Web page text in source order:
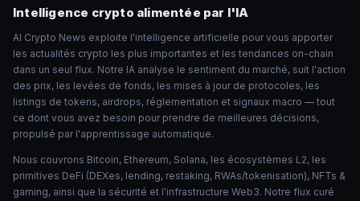
Intelligence crypto alimentée par l'IA
AI Crypto News exploite l'intelligence artificielle pour vous apporter
les actualités crypto les plus importantes et les tendances on-chain
dans un seul flux. Notre IA analyse le sentiment du marché, suit l'action
des prix, les levées de fonds, les mises à jour de protocoles, les
listings de tokens, airdrops, réglementation et signaux macro — tout
ce dont vous avez besoin pour prendre de meilleures décisions,
propulsé par l'apprentissage automatique.
Nous couvrons Bitcoin, Ethereum, Solana, les écosystèmes L2, les
primitives DeFi (DEXes, lending, restaking, RWAs/tokenisation), NFTs &
gaming, ainsi que la sécurité et l'infrastructure Web3. Notre flux curé